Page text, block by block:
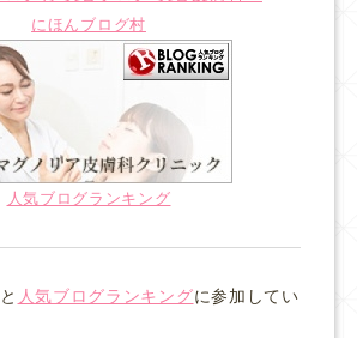
にほんブログ村
人気ブログランキング
と 人気ブログランキングに参加してい